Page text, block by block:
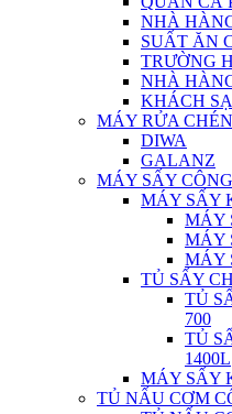
NHÀ
SUẤT ĂN
TRƯỜNG
NHÀ
KHÁCH
MÁY RỬA
DIWA
GALANZ
MÁY SẤY
MÁY SẤY
MÁY
MÁY
MÁY
TỦ SẤY
TỦ
700
TỦ
1400L
MÁY SẤY
TỦ NẤU CƠM